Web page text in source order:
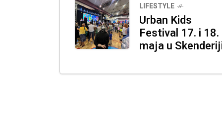
LIFESTYLE
Urban Kids
Festival 17. i 18.
maja u